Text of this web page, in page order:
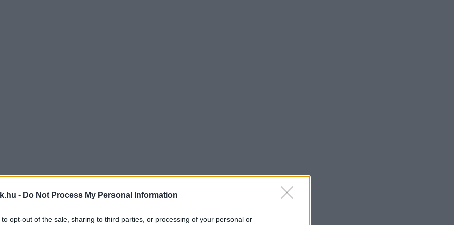
- Do Not Process My Personal Information
to opt-out of the sale, sharing to third parties, or processing of your personal or